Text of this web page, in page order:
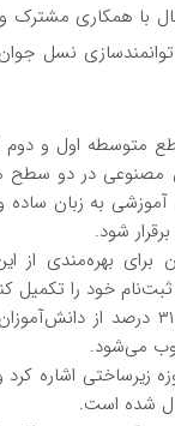
با همکاری مشترک
نسل جوان
متوسطه اول و دوم
مصنوعی در دو
آموزشی به زبان
شود.
بهره‌مندی از
خود را تکمیل
وی در ادامه گفت: بررسی‌های آماری نشان
می‌شود.
شده است.